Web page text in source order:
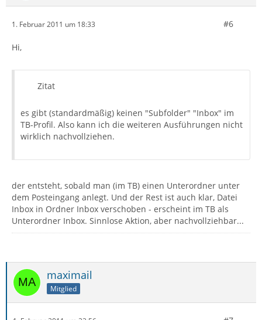
1. Februar 2011 um 18:33 #6
Hi,
Zitat
es gibt (standardmäßig) keinen "Subfolder" "Inbox" im
TB-Profil. Also kann ich die weiteren Ausführungen nicht
wirklich nachvollziehen.
der entsteht, sobald man (im TB) einen Unterordner unter
dem Posteingang anlegt. Und der Rest ist auch klar, Datei
Inbox in Ordner Inbox verschoben - erscheint im TB als
Unterordner Inbox. Sinnlose Aktion, aber nachvollziehbar...
maximail
Mitglied